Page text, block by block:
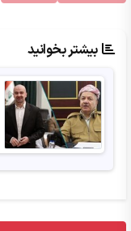
بیشتر بخوانید